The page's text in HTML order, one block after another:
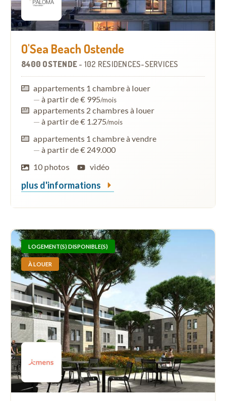
O'Sea Beach Ostende
8400 OSTENDE - 102 RÉSIDENCES-SERVICES
appartements 1 chambre à louer
— à partir de € 995/mois
appartements 2 chambres à louer
— à partir de € 1.275/mois
appartements 1 chambre à vendre
— à partir de € 249.000
10 photos
vidéo
plus d'informations
LOGEMENT(S) DISPONIBLE(S)
À LOUER